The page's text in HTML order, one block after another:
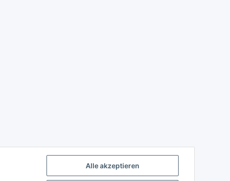
Alle akzeptieren